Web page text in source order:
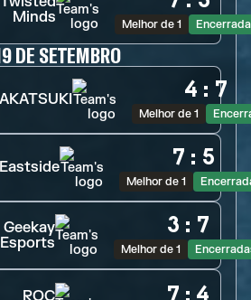
Minds
Melhor de 1
DE SETEMBRO
AKATSUKI 4 : 7
Melhor de 1
Eastside 7 : 5
Melhor de 1
Geekay
Esports
3 : 7
Melhor de 1
ROC
7 : 4